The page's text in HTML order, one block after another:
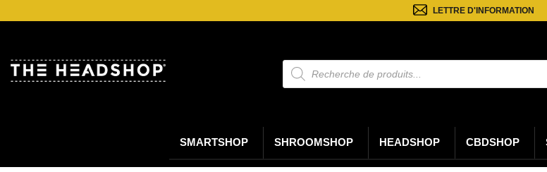
LETTRE D'INFORMATION
Recherche
de
produits
SMARTSHOP SHROOMSHOP HEADSHOP CBDSHOP